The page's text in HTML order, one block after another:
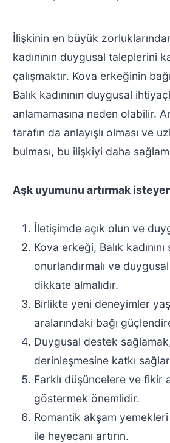
İlişkinin en büyük
kadınının duygusal taleplerini
çalışmaktır. Kova erkeğinin
Balık kadınının duygusal
anlamamasına neden olabilir.
tarafın da anlayışlı olması ve
bulması, bu ilişkiyi daha
Aşk uyumunu artırmak
İletişimde açık olun ve
Kova erkeği, Balık kadınını
onurlandırmalı ve duygusal
dikkate almalıdır.
Birlikte yeni deneyimler
aralarındaki bağı
Duygusal destek
derinleşmesine katkı
Farklı düşüncelere ve fikir
göstermek önemlidir.
Romantik akşam
ile heyecanı artırın.